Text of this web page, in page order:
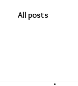
All posts